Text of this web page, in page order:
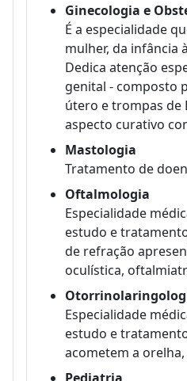
Ginecologia e
É a especialidade
mulher, da infância
Dedica atenção
genital - composto
útero e trompas de
aspecto curativo
Mastologia
Tratamento de
Oftalmologia
Especialidade
estudo e
de refração
oculística,
Especialidade
estudo e
acometem a